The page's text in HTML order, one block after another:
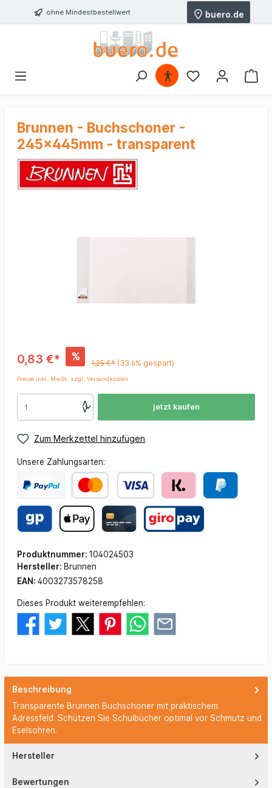
ohne Mindestbestellwert buero.de
Brunnen - Buchschoner -
245x445mm - transparent
0,83 €* %
1,25 €* (33.6% gespart)
Preise inkl. MwSt. zzgl. Versandkosten
jetzt kaufen
Zum Merkzettel hinzufügen
Unsere Zahlungsarten:
Produktnummer: 104024503
Hersteller: Brunnen
EAN: 4003273578258
Dieses Produkt weiterempfehlen:
Beschreibung
Transparente Brunnen Buchschoner mit praktischem
Adressfeld. Schützen Sie Schulbücher optimal vor Schmutz und
Eselsohren.
Hersteller
Bewertungen